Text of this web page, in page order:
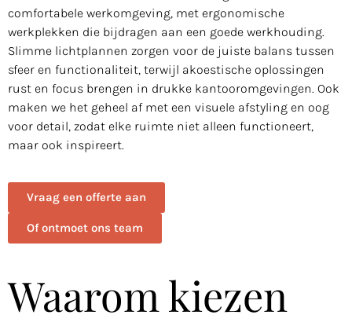
comfortabele werkomgeving, met ergonomische
werkplekken die bijdragen aan een goede werkhouding.
Slimme lichtplannen zorgen voor de juiste balans tussen
sfeer en functionaliteit, terwijl akoestische oplossingen
rust en focus brengen in drukke kantooromgevingen. Ook
maken we het geheel af met een visuele afstyling en oog
voor detail, zodat elke ruimte niet alleen functioneert,
maar ook inspireert.
Vraag een offerte aan
Of ontmoet ons team
Waarom kiezen